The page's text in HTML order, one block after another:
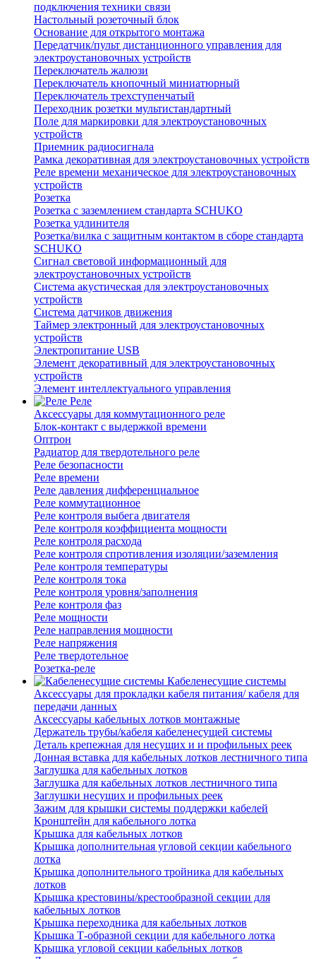
подключения техники связи
Настольный розеточный блок
Основание для открытого монтажа
Передатчик/пульт дистанционного управления для
электроустановочных устройств
Переключатель жалюзи
Переключатель кнопочный миниатюрный
Переключатель трехступенчатый
Переходник розетки мультистандартный
Поле для маркировки для электроустановочных
устройств
Приемник радиосигнала
Рамка декоративная для электроустановочных устройств
Реле времени механическое для электроустановочных
устройств
Розетка
Розетка с заземлением стандарта SCHUKO
Розетка удлинителя
Розетка/вилка с защитным контактом в сборе стандарта
SCHUKO
Сигнал световой информационный для
электроустановочных устройств
Система акустическая для электроустановочных
устройств
Система датчиков движения
Таймер электронный для электроустановочных
устройств
Электропитание USB
Элемент декоративный для электроустановочных
устройств
Элемент интеллектуального управления
Реле
Аксессуары для коммутационного реле
Блок-контакт с выдержкой времени
Оптрон
Радиатор для твердотельного реле
Реле безопасности
Реле времени
Реле давления дифференциальное
Реле коммутационное
Реле контроля выбега двигателя
Реле контроля коэффициента мощности
Реле контроля расхода
Реле контроля спротивления изоляции/заземления
Реле контроля температуры
Реле контроля тока
Реле контроля уровня/заполнения
Реле контроля фаз
Реле мощности
Реле направления мощности
Реле напряжения
Реле твердотельное
Розетка-реле
Кабеленесущие системы
Аксессуары для прокладки кабеля питания/ кабеля для
передачи данных
Аксессуары кабельных лотков монтажные
Держатель трубы/кабеля кабеленесущей системы
Деталь крепежная для несущих и и профильных реек
Донная вставка для кабельных лотков лестничного типа
Заглушка для кабельных лотков
Заглушка для кабельных лотков лестничного типа
Заглушки несущих и профильных реек
Зажим для крышки системы поддержки кабелей
Кронштейн для кабельного лотка
Крышка для кабельных лотков
Крышка дополнительная угловой секции кабельного
лотка
Крышка дополнительного тройника для кабельных
лотков
Крышка крестовины/крестообразной секции для
кабельных лотков
Крышка переходника для кабельных лотков
Крышка Т-образной секции для кабельного лотка
Крышка угловой секции кабельных лотков